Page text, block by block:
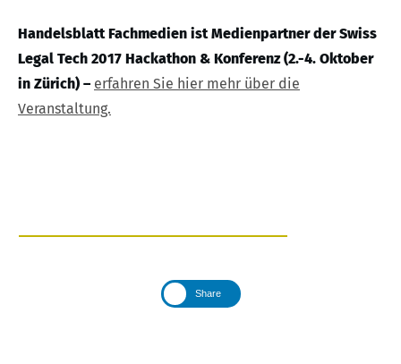
Handelsblatt Fachmedien ist Medienpartner der Swiss
Legal Tech 2017 Hackathon & Konferenz (2.-4. Oktober
in Zürich) – erfahren Sie hier mehr über die
Veranstaltung.
Share